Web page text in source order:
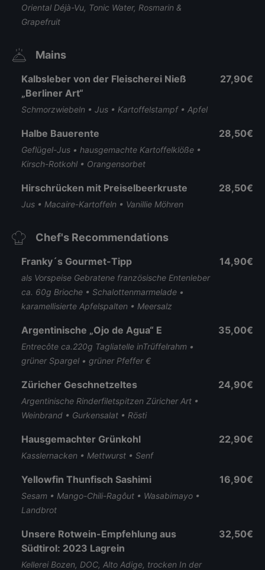
Oriental Déjà-Vu, Tonic Water, Rosmarin &
Grapefruit
Mains
Kalbsleber von der Fleischerei Nieß
„Berliner Art“
Schmorzwiebeln • Jus • Kartoffelstampf • Apfel
27,90€
Halbe Bauerente
Geflügel-Jus • hausgemachte Kartoffelklöße •
Kirsch-Rotkohl • Orangensorbet
28,50€
Hirschrücken mit Preiselbeerkruste
Jus • Macaire-Kartoffeln • Vanillie Möhren
28,50€
Chef's Recommendations
Franky´s Gourmet-Tipp
als Vorspeise Gebratene französische Entenleber
ca. 60g Brioche • Schalottenmarmelade •
karamellisierte Apfelspalten • Meersalz
14,90€
Argentinische „Ojo de Agua“ E
Entrecôte ca.220g Tagliatelle inTrüffelrahm •
grüner Spargel • grüner Pfeffer €
35,00€
Züricher Geschnetzeltes
Argentinische Rinderfiletspitzen Züricher Art •
Weinbrand • Gurkensalat • Rösti
24,90€
Hausgemachter Grünkohl
Kasslernacken • Mettwurst • Senf
22,90€
Yellowfin Thunfisch Sashimi
Sesam • Mango-Chili-Ragôut • Wasabimayo •
Landbrot
16,90€
Unsere Rotwein-Empfehlung aus
Südtirol: 2023 Lagrein
Kellerei Bozen, DOC, Alto Adige, trocken In der
32,50€